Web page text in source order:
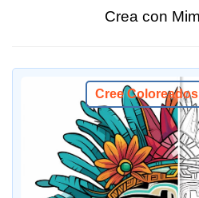
Crea con
Cree